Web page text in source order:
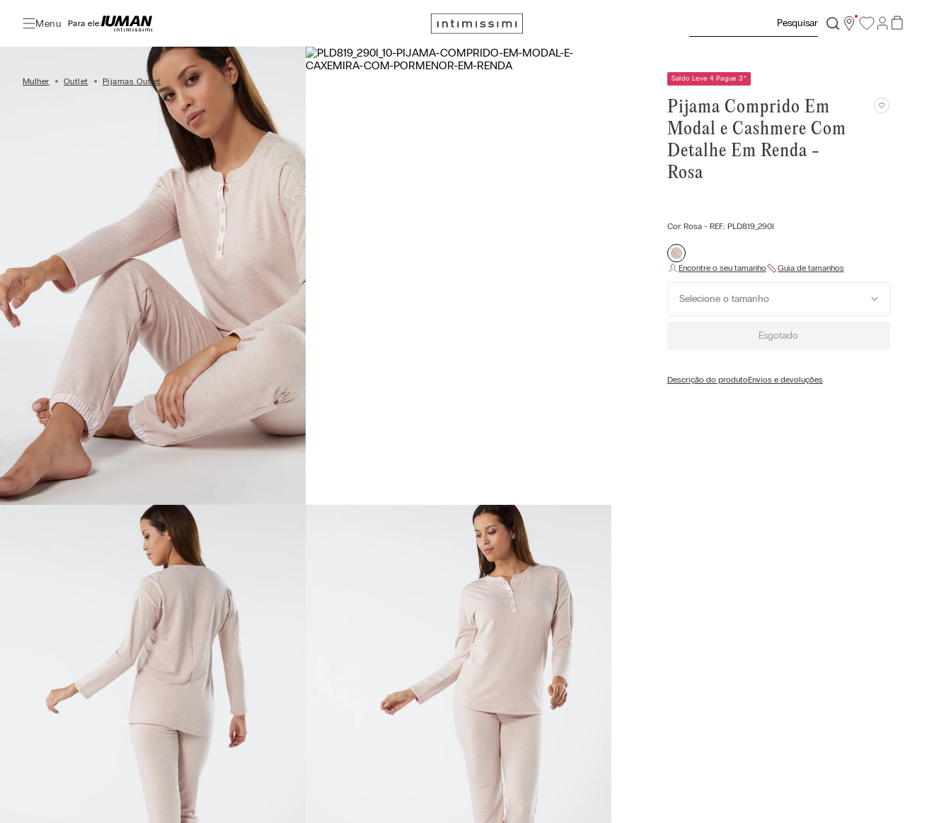
Menu Para ele:
Mulher Outlet Pijamas Outlet Saldo Leve 4 Pague 3*
Pijama Comprido Em
Modal e Cashmere Com
Detalhe Em Renda -
Rosa
Cor: Rosa- REF.: PLD819_290I
Selecione o tamanho
Esgotado
Descrição do produtoEnvios e devoluções